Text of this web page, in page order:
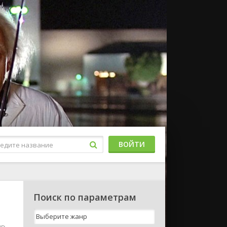
ВОЙТИ
Поиск по параметрам